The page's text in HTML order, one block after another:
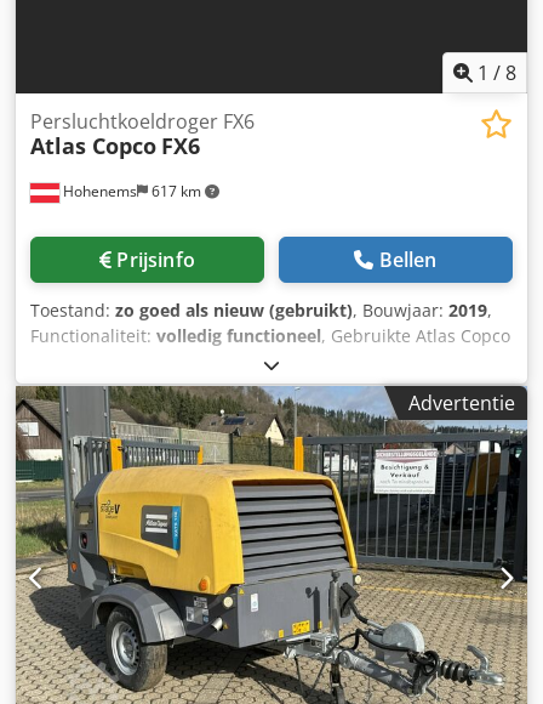
1 /8
Hohenems 617 km
Persluchtkoeldroger FX6
Atlas Copco FX6
Prijsinfo Bellen
Toestand: zo goed als nieuw (gebruikt), Bouwjaar: 2019,
Functionaliteit: volledig functioneel, Gebruikte Atlas Copco
FX6 koeldroger 2,34 m³/min Cedpezrtbiefx Amyerf 14 bar
Bouwjaar: 2019
Advertentie